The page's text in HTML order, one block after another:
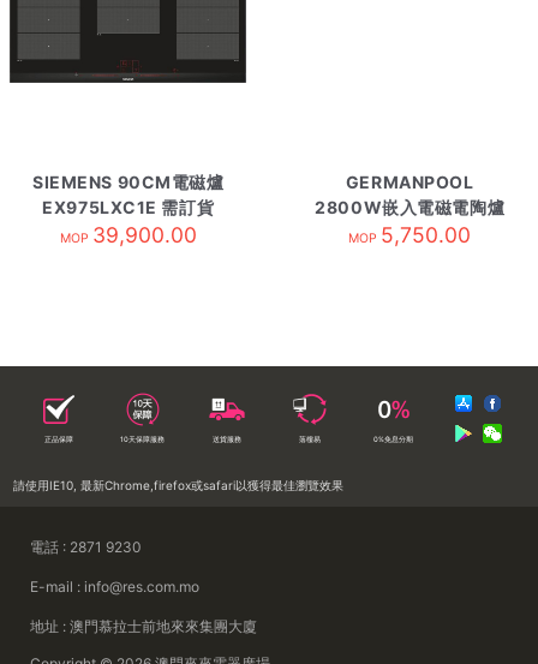
SIEMENS 90CM電磁爐
EX975LXC1E 需訂貨
MOP 39,900.00
GERMANPOOL
2800W嵌入電磁電陶爐
GIH-DD38B
MOP 5,750.00
正品保障 10天保障服務 送貨服務 落樓易 0%免息分期
請使用IE10, 最新Chrome,firefox或safari以獲得最佳瀏覽效果
電話 : 2871 9230
E-mail : info@res.com.mo
地址 : 澳門慕拉士前地來來集團大廈